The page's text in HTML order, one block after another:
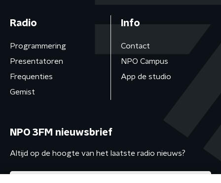
Radio
Programmering
Presentatoren
Frequenties
Gemist
Info
Contact
NPO Campus
App de studio
NPO 3FM nieuwsbrief
Altijd op de hoogte van het laatste radio nieuws?